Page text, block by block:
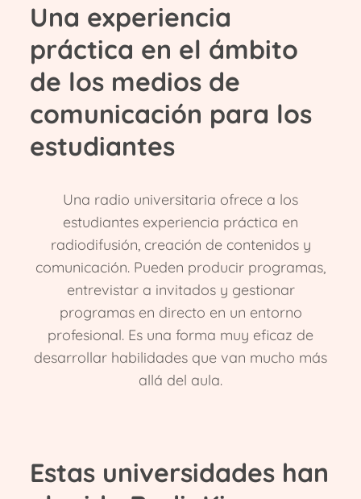
Una experiencia
práctica en el ámbito
de los medios de
comunicación para los
estudiantes
Una radio universitaria ofrece a los
estudiantes experiencia práctica en
radiodifusión, creación de contenidos y
comunicación. Pueden producir programas,
entrevistar a invitados y gestionar
programas en directo en un entorno
profesional. Es una forma muy eficaz de
desarrollar habilidades que van mucho más
allá del aula.
Estas universidades han